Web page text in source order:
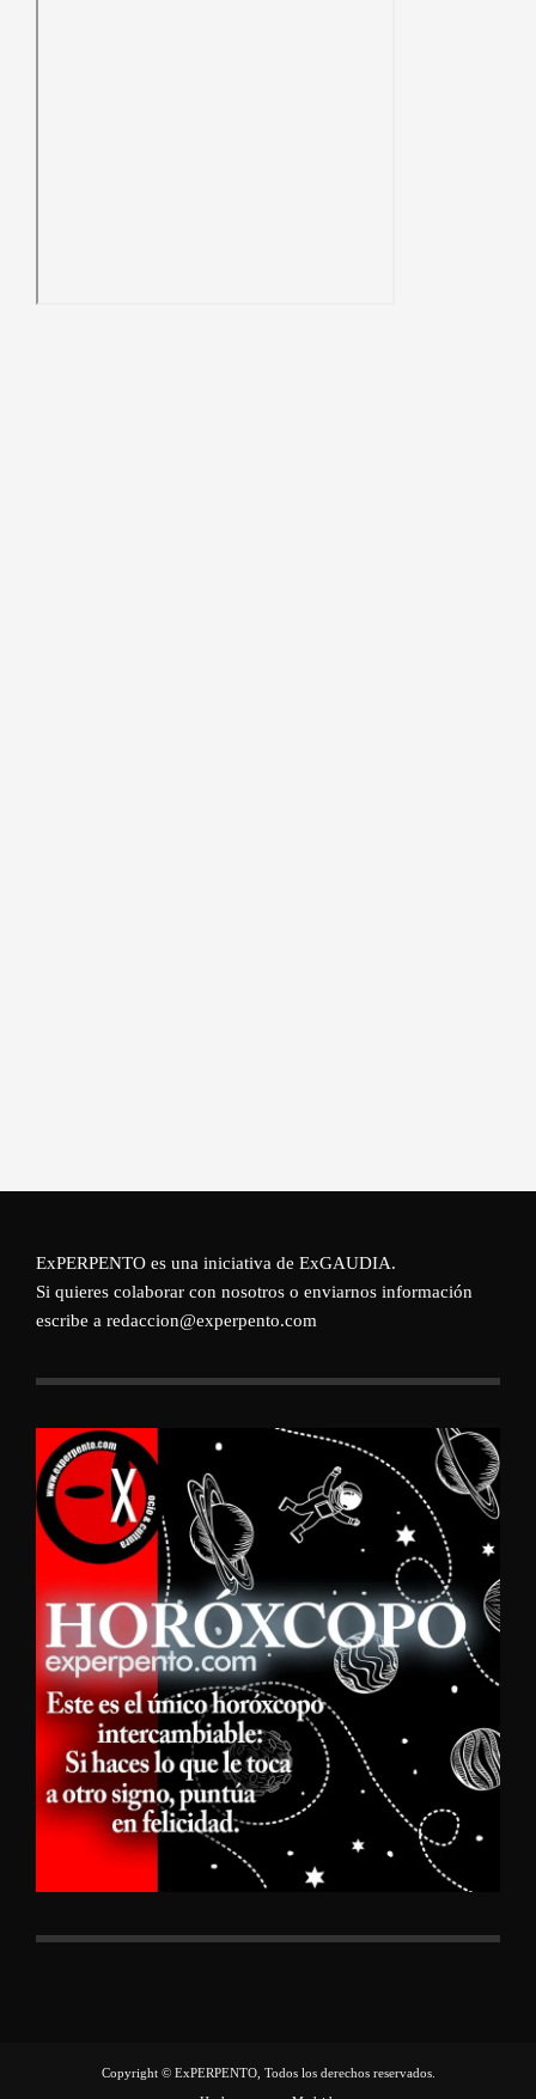
ExPERPENTO es una iniciativa de ExGAUDIA.
Si quieres colaborar con nosotros o enviarnos información
escribe a redaccion@experpento.com
Copyright © ExPERPENTO, Todos los derechos reservados.